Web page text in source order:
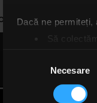
Dacă ne permiteți,
Să
Găsiți mai multe
Vă puteți
consimțământului
Necesare
2023
Rock FM– It